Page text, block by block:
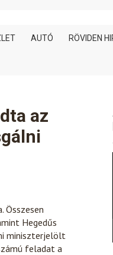
AUTÓ RÖVIDEN
az
Összesen
Hegedűs
miniszterjelölt
feladat a